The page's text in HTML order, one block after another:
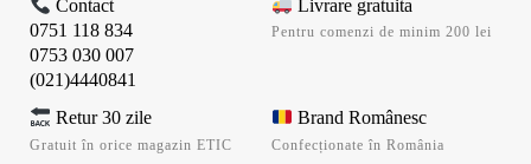
Contact
0751 118 834
0753 030 007
(021)4440841
Livrare gratuita
Pentru comenzi de minim 200 lei
Retur 30 zile
Gratuit în orice magazin ETIC
Brand Românesc
Confecționate în România